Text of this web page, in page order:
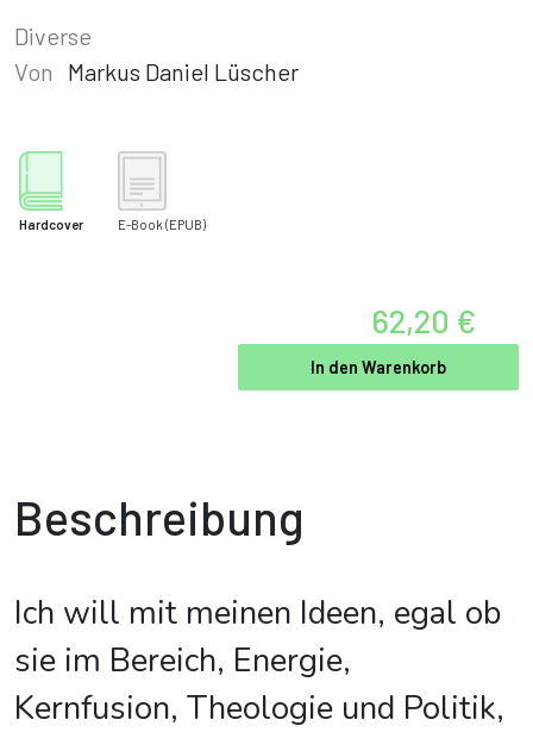
Diverse
Von
Markus Daniel Lüscher
Hardcover E-Book (EPUB)
62,20 €
In den Warenkorb
Beschreibung
Ich will mit meinen Ideen, egal ob
sie im Bereich, Energie,
Kernfusion, Theologie und Politik,